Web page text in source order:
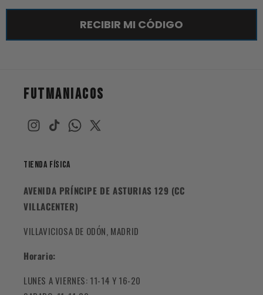
RECIBIR MI CÓDIGO
FUTMANIACOS
Tienda Física
AVENIDA PRÍNCIPE DE ASTURIAS 129 (CC
VILLACENTER)
VILLAVICIOSA DE ODÓN, MADRID
Horario:
LUNES A VIERNES: 11-14 Y 16-20